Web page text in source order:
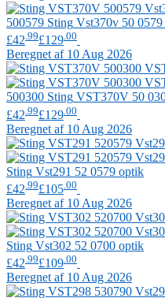
500579 Sting Vst370v 50
£42 .99£129 .00
Beregnet af 10 Aug 2026
500300 Sting VST370V 50
£42 .99£129 .00
Beregnet af 10 Aug 2026
Sting Vst291 52 0579 optik
£42 .99£105 .00
Beregnet af 10 Aug 2026
Sting Vst302 52 0700 optik
£42 .99£109 .00
Beregnet af 10 Aug 2026